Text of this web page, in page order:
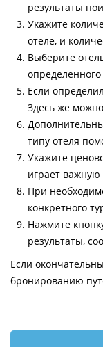
результаты
Укажите
отеле, и
Выберите
Если
Здесь же
типу отеля
Укажите
играет важную
При
конкретного
Нажмите
результаты,
Если
бронированию